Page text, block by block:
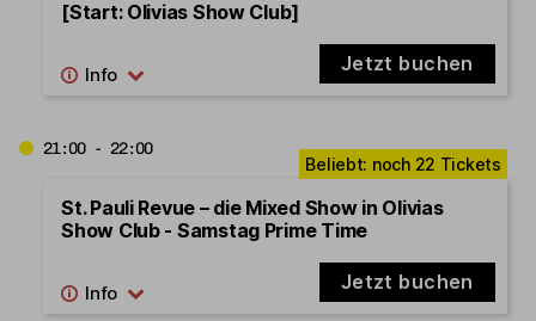
[Start: Olivias Show Club]
Jetzt buchen
21:00 - 22:00
St. Pauli Revue – die Mixed Show in Olivias
Show Club - Samstag Prime Time
Jetzt buchen